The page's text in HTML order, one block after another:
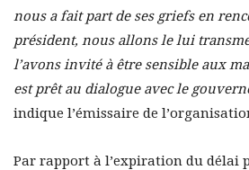
nous a fait part de ses griefs en
président, nous allons le lui
l’avons invité à être sensible aux
est prêt au dialogue avec le
indique l’émissaire de
Par rapport à l’expiration du délai